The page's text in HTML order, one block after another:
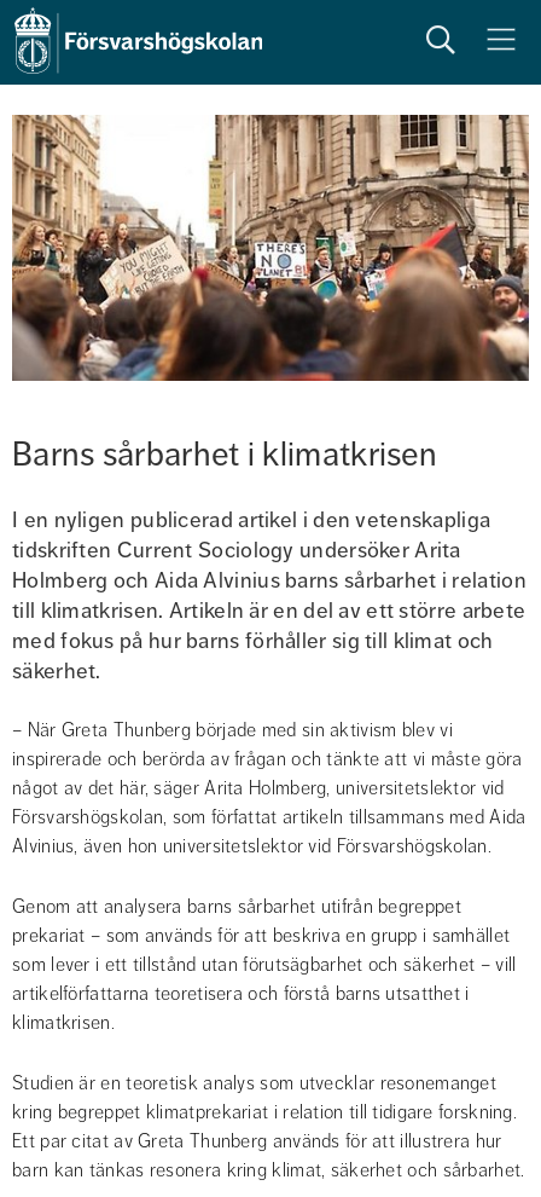
Sök Meny
Barns sårbarhet i klimatkrisen
I en nyligen publicerad artikel i den vetenskapliga
tidskriften Current Sociology undersöker Arita
Holmberg och Aida Alvinius barns sårbarhet i relation
till klimatkrisen. Artikeln är en del av ett större arbete
med fokus på hur barns förhåller sig till klimat och
säkerhet.
– När Greta Thunberg började med sin aktivism blev vi
inspirerade och berörda av frågan och tänkte att vi måste göra
något av det här, säger Arita Holmberg, universitetslektor vid
Försvarshögskolan, som författat artikeln tillsammans med Aida
Alvinius, även hon universitetslektor vid Försvarshögskolan.
Genom att analysera barns sårbarhet utifrån begreppet
prekariat – som används för att beskriva en grupp i samhället
som lever i ett tillstånd utan förutsägbarhet och säkerhet – vill
artikelförfattarna teoretisera och förstå barns utsatthet i
klimatkrisen.
Studien är en teoretisk analys som utvecklar resonemanget
kring begreppet klimatprekariat i relation till tidigare forskning.
Ett par citat av Greta Thunberg används för att illustrera hur
barn kan tänkas resonera kring klimat, säkerhet och sårbarhet.